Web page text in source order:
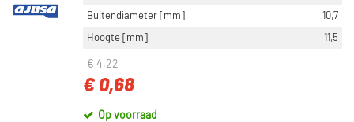
Buitendiameter [mm]
10,7
Hoogte [mm]
11,5
€ 4,22
€ 0,68
Op voorraad